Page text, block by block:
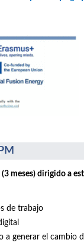
meses) dirigido a
de trabajo
a generar el cambio